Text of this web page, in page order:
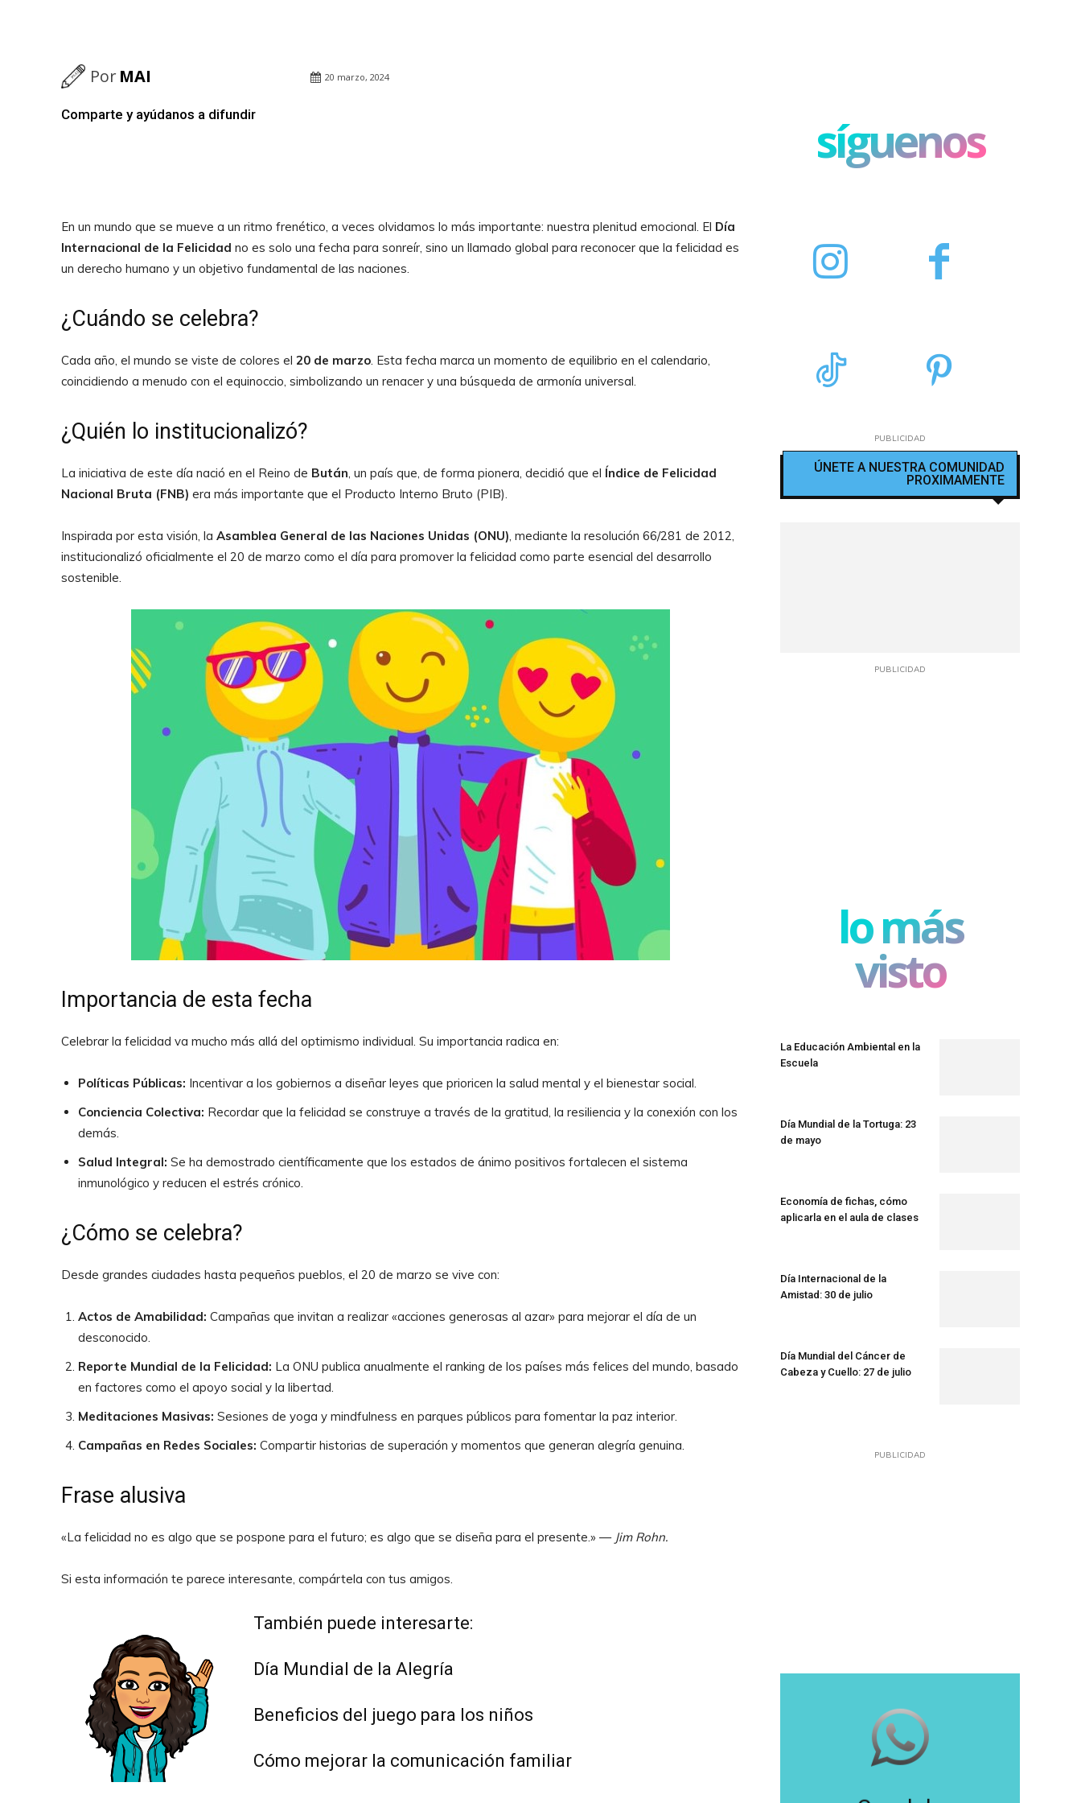
PorMAI 20 marzo, 2024
Comparte y ayúdanos a difundir
En un mundo que se mueve a un ritmo frenético, a veces olvidamos lo más importante: nuestra plenitud emocional. El Día
Internacional de la Felicidad no es solo una fecha para sonreír, sino un llamado global para reconocer que la felicidad es
un derecho humano y un objetivo fundamental de las naciones.
¿Cuándo se celebra?
Cada año, el mundo se viste de colores el 20 de marzo. Esta fecha marca un momento de equilibrio en el calendario,
coincidiendo a menudo con el equinoccio, simbolizando un renacer y una búsqueda de armonía universal.
¿Quién lo institucionalizó?
La iniciativa de este día nació en el Reino de Bután, un país que, de forma pionera, decidió que el Índice de Felicidad
Nacional Bruta (FNB) era más importante que el Producto Interno Bruto (PIB).
Inspirada por esta visión, la Asamblea General de las Naciones Unidas (ONU), mediante la resolución 66/281 de 2012,
institucionalizó oficialmente el 20 de marzo como el día para promover la felicidad como parte esencial del desarrollo
sostenible.
Importancia de esta fecha
Celebrar la felicidad va mucho más allá del optimismo individual. Su importancia radica en:
Políticas Públicas: Incentivar a los gobiernos a diseñar leyes que prioricen la salud mental y el bienestar social.
Conciencia Colectiva: Recordar que la felicidad se construye a través de la gratitud, la resiliencia y la conexión con los
demás.
Salud Integral: Se ha demostrado científicamente que los estados de ánimo positivos fortalecen el sistema
inmunológico y reducen el estrés crónico.
¿Cómo se celebra?
Desde grandes ciudades hasta pequeños pueblos, el 20 de marzo se vive con:
Actos de Amabilidad: Campañas que invitan a realizar «acciones generosas al azar» para mejorar el día de un
desconocido.
Reporte Mundial de la Felicidad: La ONU publica anualmente el ranking de los países más felices del mundo, basado
en factores como el apoyo social y la libertad.
Meditaciones Masivas: Sesiones de yoga y mindfulness en parques públicos para fomentar la paz interior.
Campañas en Redes Sociales: Compartir historias de superación y momentos que generan alegría genuina.
Frase alusiva
«La felicidad no es algo que se pospone para el futuro; es algo que se diseña para el presente.» — Jim Rohn.
Si esta información te parece interesante, compártela con tus amigos.
También puede interesarte:
Día Mundial de la Alegría
Beneficios del juego para los niños
Cómo mejorar la comunicación familiar
síguenos
PUBLICIDAD
ÚNETE A NUESTRA COMUNIDAD
PROXIMAMENTE
PUBLICIDAD
lo más
visto
La Educación Ambiental en la
Escuela
Día Mundial de la Tortuga: 23
de mayo
Economía de fichas, cómo
aplicarla en el aula de clases
Día Internacional de la
Amistad: 30 de julio
Día Mundial del Cáncer de
Cabeza y Cuello: 27 de julio
PUBLICIDAD